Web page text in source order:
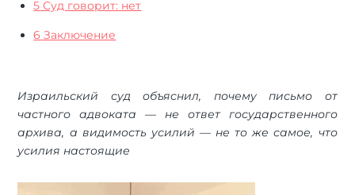
5 Суд говорит: нет
6 Заключение
Израильский суд объяснил, почему письмо от
частного адвоката — не ответ государственного
архива, а видимость усилий — не то же самое, что
усилия настоящие